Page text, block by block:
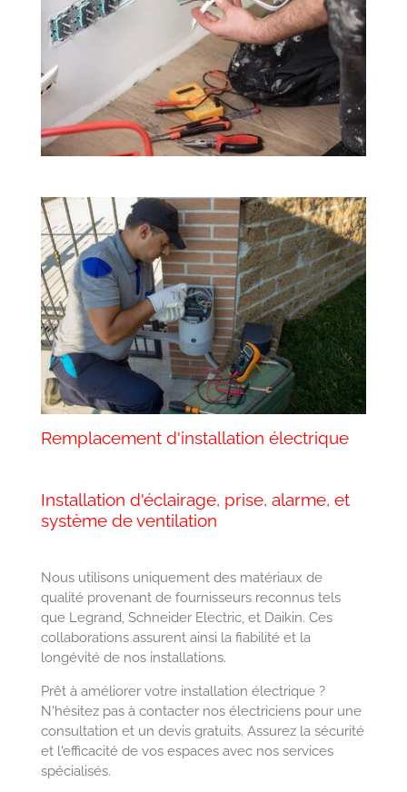
Remplacement d'installation électrique
Installation d'éclairage, prise, alarme, et
système de ventilation
Nous utilisons uniquement des matériaux de
qualité provenant de fournisseurs reconnus tels
que Legrand, Schneider Electric, et Daikin. Ces
collaborations assurent ainsi la fiabilité et la
longévité de nos installations.
Prêt à améliorer votre installation électrique ?
N'hésitez pas à contacter nos électriciens pour une
consultation et un devis gratuits. Assurez la sécurité
et l'efficacité de vos espaces avec nos services
spécialisés.